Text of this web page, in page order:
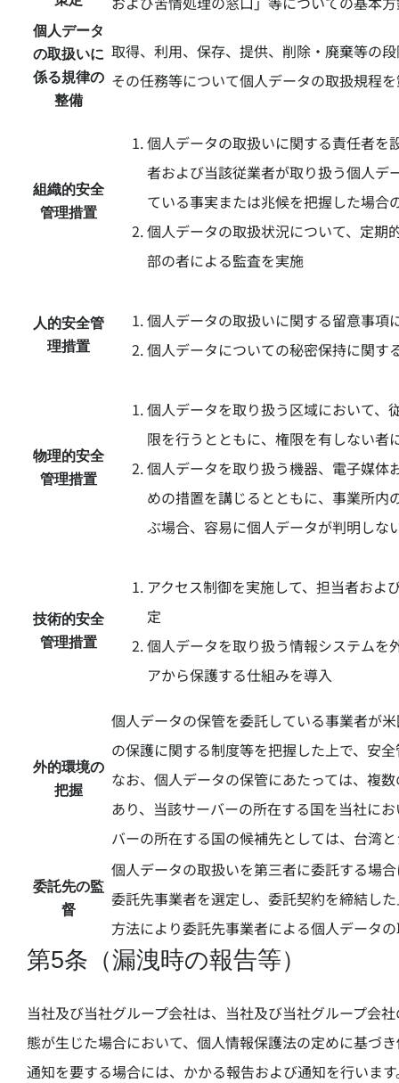
個人データ
の取扱いに
係る規律の
整備
取得、利用、保存、提供、削除・廃棄等の
その任務等について個人データの取扱規程
組織的安全
管理措置
個人データの取扱いに関する責任者を
者および当該従業者が取り扱う個人デ
ている事実または兆候を把握した場合
個人データの取扱状況について、定期
部の者による監査を実施
人的安全管
理措置
個人データの取扱いに関する留意事項
個人データについての秘密保持に関す
物理的安全
管理措置
個人データを取り扱う区域において、
限を行うとともに、権限を有しない
個人データを取り扱う機器、電子媒体
めの措置を講じるとともに、事業所
ぶ場合、容易に個人データが判明しな
技術的安全
管理措置
アクセス制御を実施して、担当者およ
定
個人データを取り扱う情報システムを
アから保護する仕組みを導入
外的環境の
把握
個人データの保管を委託している事業者が
の保護に関する制度等を把握した上で、安
なお、個人データの保管にあたっては、複
あり、当該サーバーの所在する国を当社に
バーの所在する国の候補先としては、台湾
委託先の監
督
個人データの取扱いを第三者に委託する場
委託先事業者を選定し、委託契約を締結し
方法により委託先事業者による個人データ
第5条（漏洩時の報告等）
当社及び当社グループ会社は、当社及び当社グループ会
態が生じた場合において、個人情報保護法の定めに基づ
通知を要する場合には、かかる報告および通知を行いま